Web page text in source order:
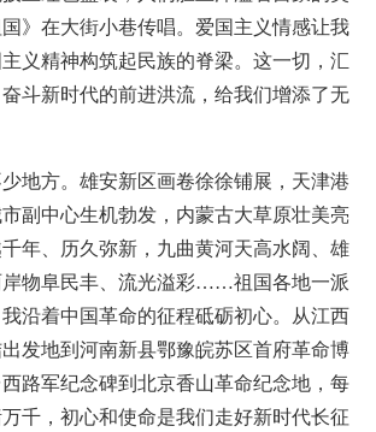
》在大街小巷传唱。爱国主义情感让我
义精神构筑起民族的脊梁。这一切，汇
斗新时代的前进洪流，给我们增添了无
地方。雄安新区画卷徐徐铺展，天津港
副中心生机勃发，内蒙古大草原壮美亮
年、历久弥新，九曲黄河天高水阔、雄
岸物阜民丰、流光溢彩……祖国各地一派
沿着中国革命的征程砥砺初心。从江西
发地到河南新县鄂豫皖苏区首府革命博
路军纪念碑到北京香山革命纪念地，每
千，初心和使命是我们走好新时代长征